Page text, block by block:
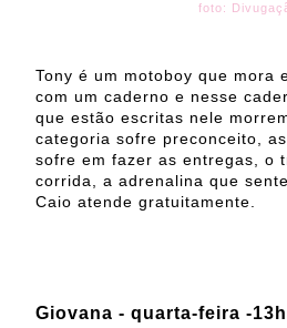
foto:
Tony é um motoboy que mora
com um caderno e nesse
que estão escritas nele
categoria sofre preconceito,
sofre em fazer as entregas, o
corrida, a adrenalina que
Caio atende gratuitamente.
Giovana - quarta-feira -